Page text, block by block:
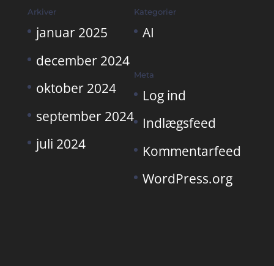
Arkiver
januar 2025
december 2024
oktober 2024
september 2024
juli 2024
Kategorier
AI
Meta
Log ind
Indlægsfeed
Kommentarfeed
WordPress.org